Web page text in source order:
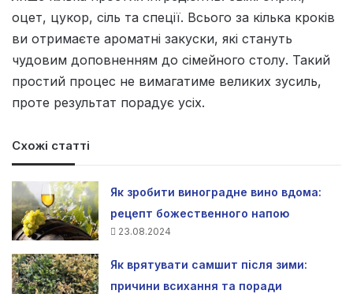
оцет, цукор, сіль та спеції. Всього за кілька кроків
ви отримаєте ароматні закуски, які стануть
чудовим доповненням до сімейного столу. Такий
простий процес не вимагатиме великих зусиль,
проте результат порадує усіх.
Схожі статті
Як зробити виноградне вино вдома:
рецепт божественного напою
23.08.2024
Як врятувати самшит після зими:
причини всихання та поради